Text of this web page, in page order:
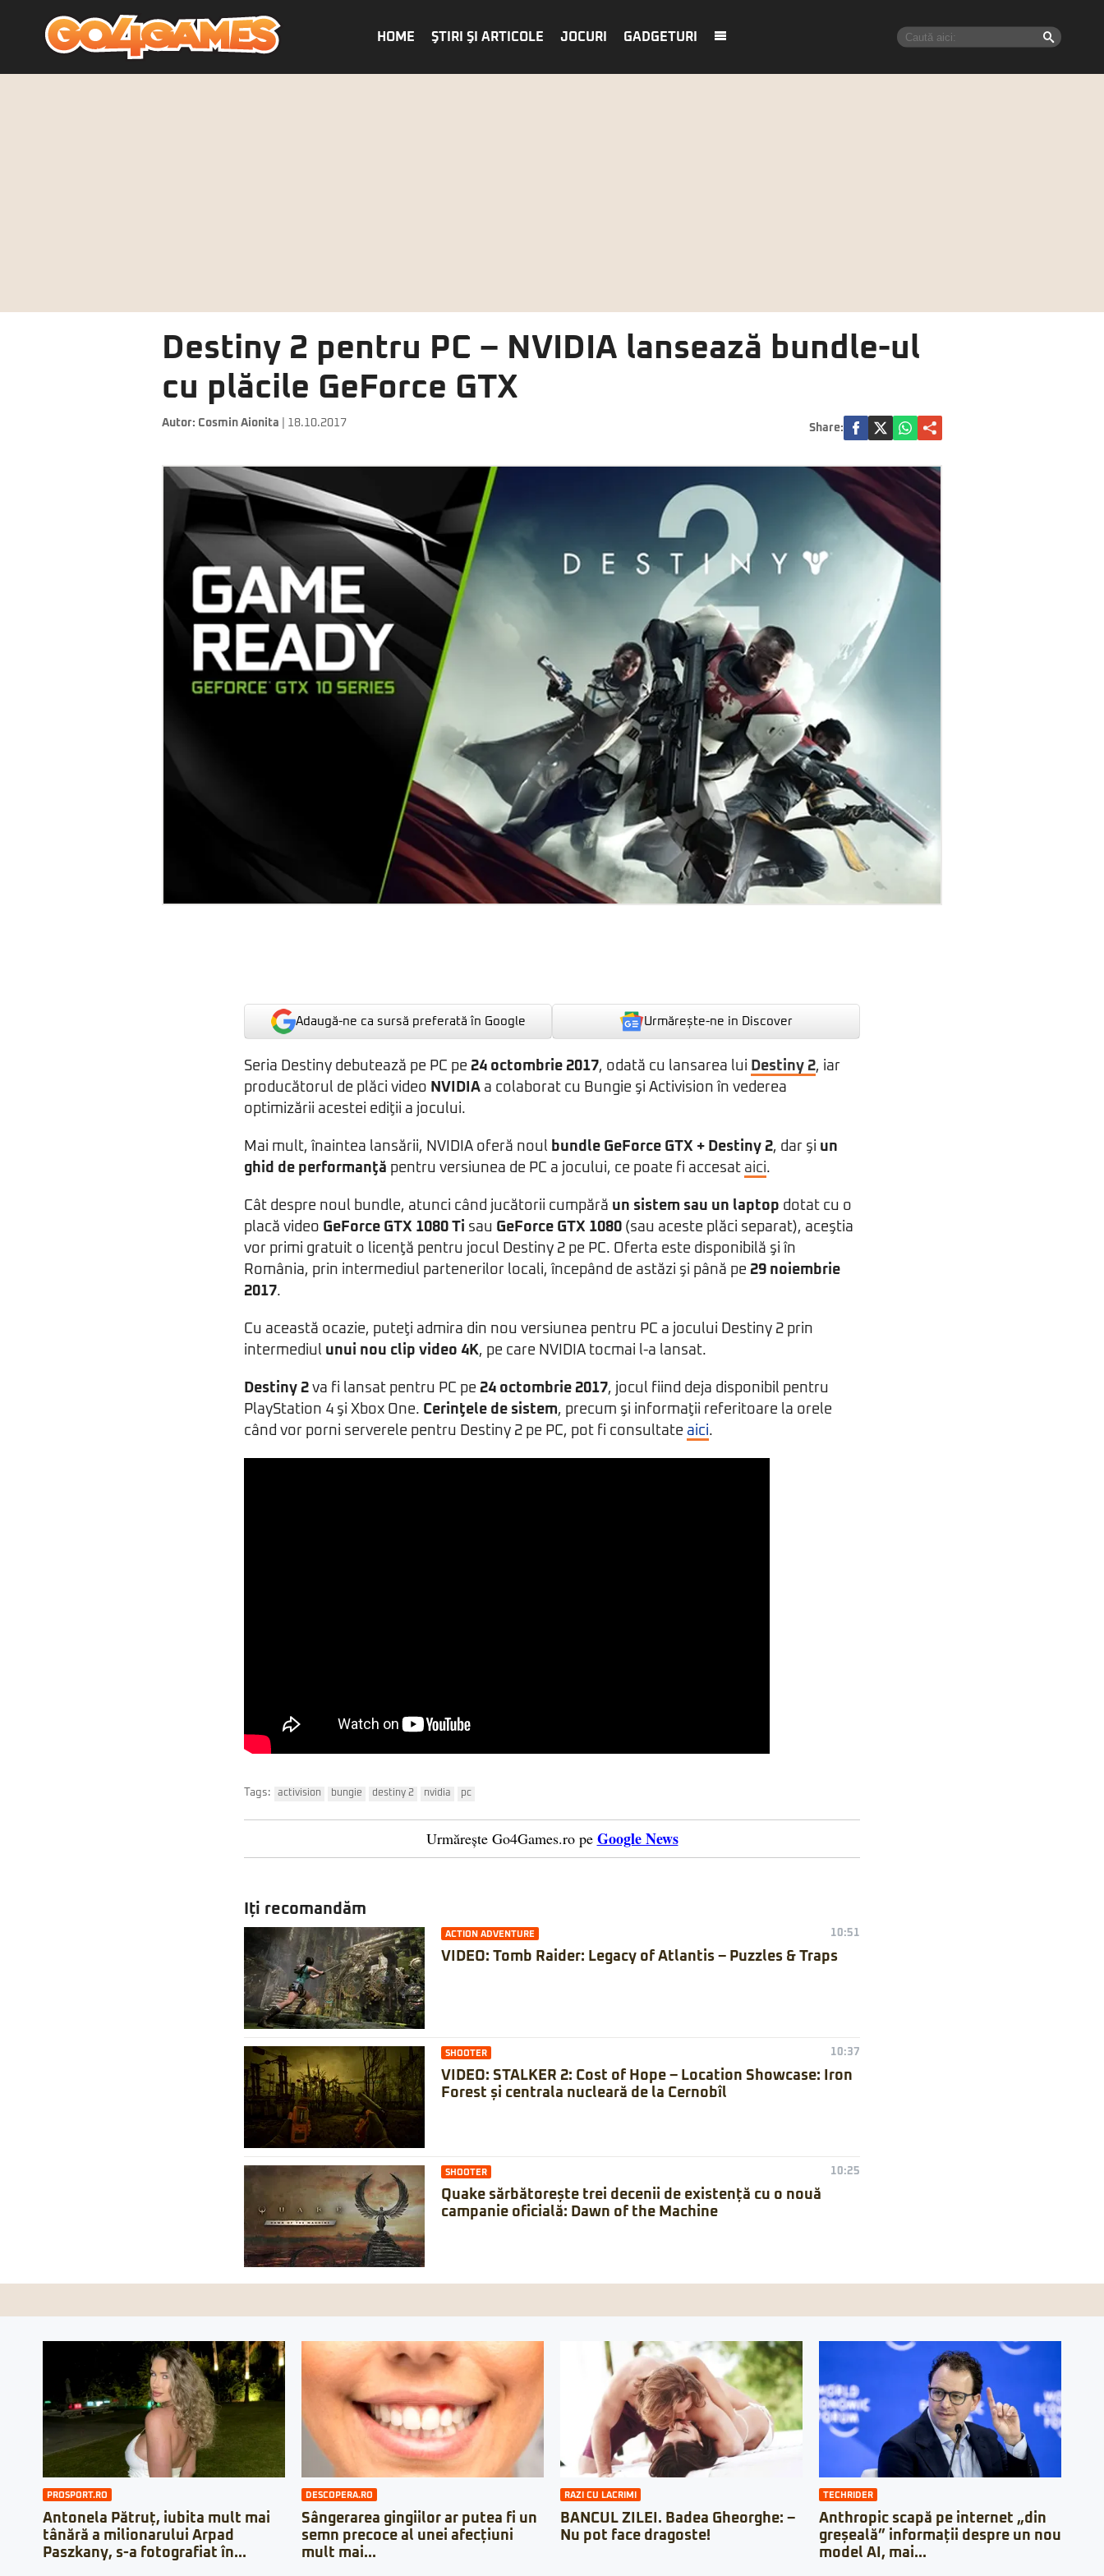
HOME ŞTIRI ŞI ARTICOLE JOCURI GADGETURI
Destiny 2 pentru PC – NVIDIA lansează bundle-ul
cu plăcile GeForce GTX
Autor: Cosmin Aionita | 18.10.2017 Share:
Adaugă-ne ca sursă preferată în Google Urmărește-ne in Discover
Seria Destiny debutează pe PC pe 24 octombrie 2017, odată cu lansarea lui Destiny 2, iar
producătorul de plăci video NVIDIA a colaborat cu Bungie şi Activision în vederea
optimizării acestei ediţii a jocului.
Mai mult, înaintea lansării, NVIDIA oferă noul bundle GeForce GTX + Destiny 2, dar şi un
ghid de performanţă pentru versiunea de PC a jocului, ce poate fi accesat aici.
Cât despre noul bundle, atunci când jucătorii cumpără un sistem sau un laptop dotat cu o
placă video GeForce GTX 1080 Ti sau GeForce GTX 1080 (sau aceste plăci separat), aceştia
vor primi gratuit o licenţă pentru jocul Destiny 2 pe PC. Oferta este disponibilă şi în
România, prin intermediul partenerilor locali, începând de astăzi şi până pe 29 noiembrie
2017.
Cu această ocazie, puteţi admira din nou versiunea pentru PC a jocului Destiny 2 prin
intermediul unui nou clip video 4K, pe care NVIDIA tocmai l-a lansat.
Destiny 2 va fi lansat pentru PC pe 24 octombrie 2017, jocul fiind deja disponibil pentru
PlayStation 4 şi Xbox One. Cerinţele de sistem, precum şi informaţii referitoare la orele
când vor porni serverele pentru Destiny 2 pe PC, pot fi consultate aici.
Tags: activision bungie destiny 2 nvidia pc
Urmărește Go4Games.ro pe Google News
Iți recomandăm
ACTION ADVENTURE 10:51
VIDEO: Tomb Raider: Legacy of Atlantis – Puzzles & Traps
SHOOTER 10:37
VIDEO: STALKER 2: Cost of Hope – Location Showcase: Iron
Forest și centrala nucleară de la Cernobîl
SHOOTER 10:25
Quake sărbătorește trei decenii de existență cu o nouă
campanie oficială: Dawn of the Machine
PROSPORT.RO
Antonela Pătruț, iubita mult mai
tânără a milionarului Arpad
Paszkany, s-a fotografiat în...
DESCOPERA.RO
Sângerarea gingiilor ar putea fi un
semn precoce al unei afecțiuni
mult mai...
RAZI CU LACRIMI
BANCUL ZILEI. Badea Gheorghe: –
Nu pot face dragoste!
TECHRIDER
Anthropic scapă pe internet „din
greșeală” informații despre un nou
model AI, mai...